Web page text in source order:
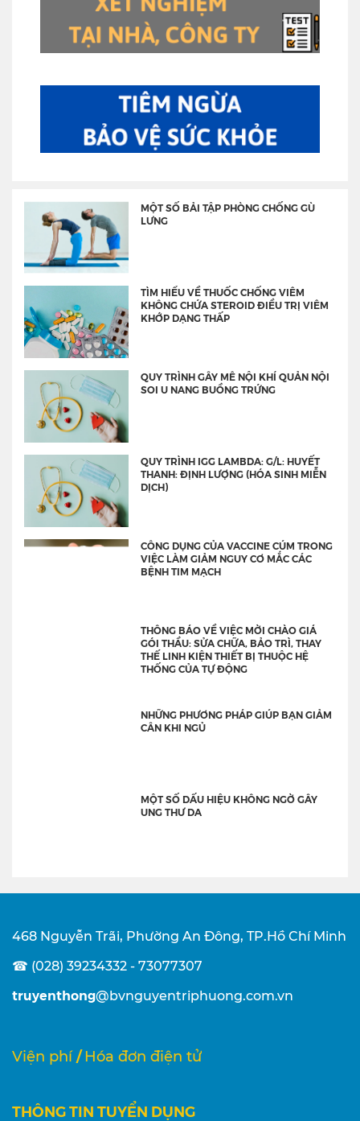
MỘT SỐ BẢI TẬP PHÒNG CHỐNG GÙ
LƯNG
TÌM HIỂU VỀ THUỐC CHỐNG VIÊM
KHÔNG CHỨA STEROID ĐIỀU TRỊ VIÊM
KHỚP DẠNG THẤP
QUY TRÌNH GÂY MÊ NỘI KHÍ QUẢN NỘI
SOI U NANG BUỒNG TRỨNG
QUY TRÌNH IGG LAMBDA: G/L: HUYẾT
THANH: ĐỊNH LƯỢNG (HÓA SINH MIỄN
DỊCH)
CÔNG DỤNG CỦA VACCINE CÚM TRONG
VIỆC LÀM GIẢM NGUY CƠ MẮC CÁC
BỆNH TIM MẠCH
THÔNG BÁO VỀ VIỆC MỜI CHÀO GIÁ
GÓI THẦU: SỬA CHỮA, BẢO TRÌ, THAY
THẾ LINH KIỆN THIẾT BỊ THUỘC HỆ
THỐNG CỦA TỰ ĐỘNG
NHỮNG PHƯƠNG PHÁP GIÚP BẠN GIẢM
CÂN KHI NGỦ
MỘT SỐ DẤU HIỆU KHÔNG NGỜ GÂY
UNG THƯ DA
468 Nguyễn Trãi, Phường An Đông, TP.Hồ Chí Minh
☎ (028) 39234332 - 73077307
truyenthong@bvnguyentriphuong.com.vn
Viện phí / Hóa đơn điện tử
THÔNG TIN TUYỂN DỤNG